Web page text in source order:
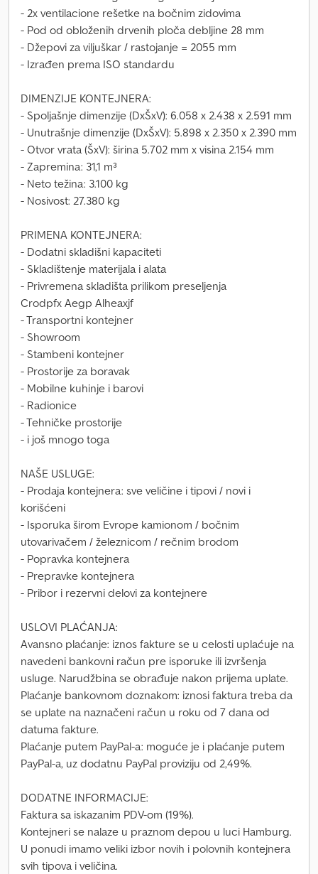
- 2x ventilacione rešetke na bočnim zidovima
- Pod od obloženih drvenih ploča debljine 28 mm
- Džepovi za viljuškar / rastojanje = 2055 mm
- Izrađen prema ISO standardu
DIMENZIJE KONTEJNERA:
- Spoljašnje dimenzije (DxŠxV): 6.058 x 2.438 x 2.591 mm
- Unutrašnje dimenzije (DxŠxV): 5.898 x 2.350 x 2.390 mm
- Otvor vrata (ŠxV): širina 5.702 mm x visina 2.154 mm
- Zapremina: 31,1 m³
- Neto težina: 3.100 kg
- Nosivost: 27.380 kg
PRIMENA KONTEJNERA:
- Dodatni skladišni kapaciteti
- Skladištenje materijala i alata
- Privremena skladišta prilikom preseljenja
Crodpfx Aegp Alheaxjf
- Transportni kontejner
- Showroom
- Stambeni kontejner
- Prostorije za boravak
- Mobilne kuhinje i barovi
- Radionice
- Tehničke prostorije
- i još mnogo toga
NAŠE USLUGE:
- Prodaja kontejnera: sve veličine i tipovi / novi i
korišćeni
- Isporuka širom Evrope kamionom / bočnim
utovarivačem / železnicom / rečnim brodom
- Popravka kontejnera
- Prepravke kontejnera
- Pribor i rezervni delovi za kontejnere
USLOVI PLAĆANJA:
Avansno plaćanje: iznos fakture se u celosti uplaćuje na
navedeni bankovni račun pre isporuke ili izvršenja
usluge. Narudžbina se obrađuje nakon prijema uplate.
Plaćanje bankovnom doznakom: iznosi faktura treba da
se uplate na naznačeni račun u roku od 7 dana od
datuma fakture.
Plaćanje putem PayPal-a: moguće je i plaćanje putem
PayPal-a, uz dodatnu PayPal proviziju od 2,49%.
DODATNE INFORMACIJE:
Faktura sa iskazanim PDV-om (19%).
Kontejneri se nalaze u praznom depou u luci Hamburg.
U ponudi imamo veliki izbor novih i polovnih kontejnera
svih tipova i veličina.